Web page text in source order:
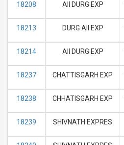
18208 AII DURG EXP
18213 DURG AII EXP
18214 AII DURG EXP
18237 CHATTISGARH EXP
18238 CHHATISGARH EXP
18239 SHIVNATH EXPRES